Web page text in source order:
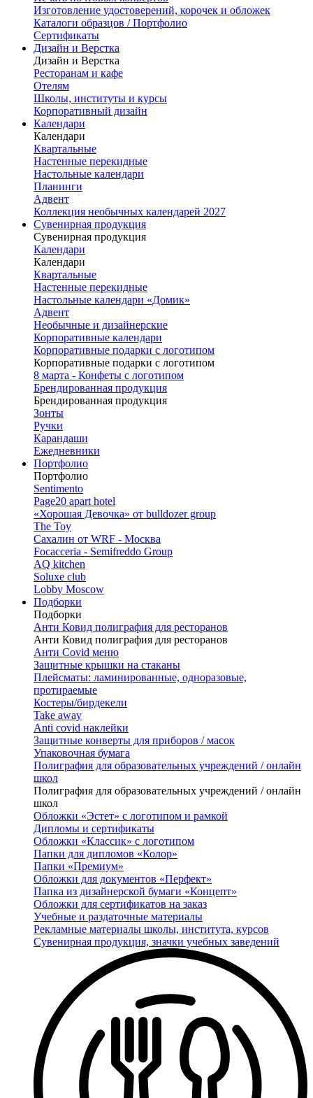
Изготовление удостоверений, корочек и обложек
Каталоги образцов / Портфолио
Сертификаты
Дизайн и Верстка
Дизайн и Верстка
Ресторанам и кафе
Отелям
Школы, институты и курсы
Корпоративный дизайн
Календари
Календари
Квартальные
Настенные перекидные
Настольные календари
Планинги
Адвент
Коллекция необычных календарей 2027
Сувенирная продукция
Сувенирная продукция
Календари
Календари
Квартальные
Настенные перекидные
Настольные календари «Домик»
Адвент
Необычные и дизайнерские
Корпоративные календари
Корпоративные подарки с логотипом
Корпоративные подарки с логотипом
8 марта - Конфеты с логотипом
Брендированная продукция
Брендированная продукция
Зонты
Ручки
Карандаши
Ежедневники
Портфолио
Портфолио
Sentimento
Page20 apart hotel
«Хорошая Девочка» от bulldozer group
The Toy
Сахалин от WRF - Москва
Focacceria - Semifreddo Group
AQ kitchen
Soluxe club
Lobby Moscow
Подборки
Подборки
Анти Ковид полиграфия для ресторанов
Анти Ковид полиграфия для ресторанов
Анти Covid меню
Защитные крышки на стаканы
Плейсматы: ламинированные, одноразовые,
протираемые
Костеры/бирдекели
Take away
Anti covid наклейки
Защитные конверты для приборов / масок
Упаковочная бумага
Полиграфия для образовательных учреждений / онлайн
школ
Полиграфия для образовательных учреждений / онлайн
школ
Обложки «Эстет» с логотипом и рамкой
Дипломы и сертификаты
Обложки «Классик» с логотипом
Папки для дипломов «Колор»
Папки «Премиум»
Обложки для документов «Перфект»
Папка из дизайнерской бумаги «Концепт»
Обложки для сертификатов на заказ
Учебные и раздаточные материалы
Рекламные материалы школы, института, курсов
Сувенирная продукция, значки учебных заведений